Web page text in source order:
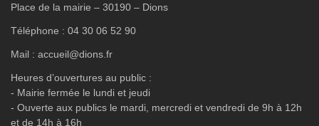
Place de la mairie – 30190 – Dions
Téléphone : 04 30 06 52 90
Mail : accueil@dions.fr
Heures d’ouvertures au public :
- Mairie fermée le lundi et jeudi
- Ouverte aux publics le mardi, mercredi et vendredi de 9h à 12h
et de 14h à 16h